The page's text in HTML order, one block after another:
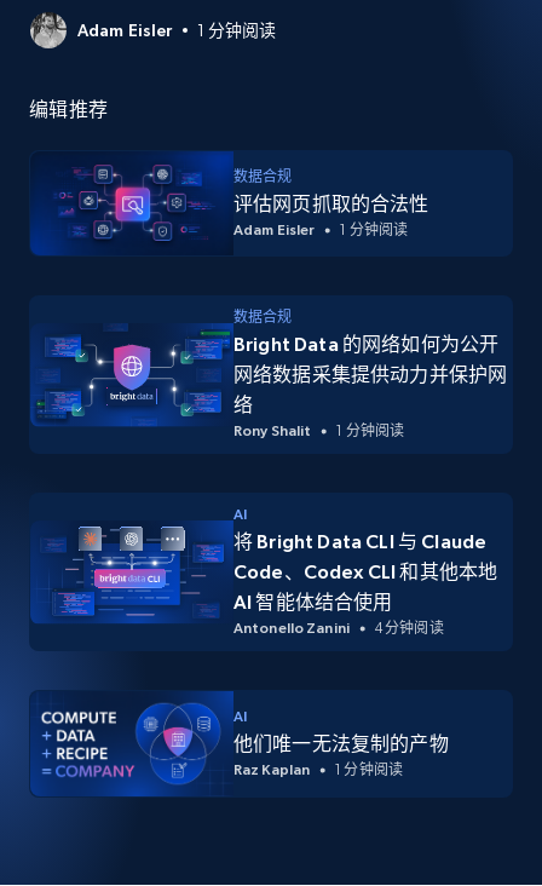
Adam Eisler 1 分钟阅读
编辑推荐
数据合规
评估网页抓取的合法性
Adam Eisler 1 分钟阅读
数据合规
Bright Data 的网络如何为公开
网络数据采集提供动力并保护网
络
Rony Shalit 1 分钟阅读
AI
将 Bright Data CLI 与 Claude
Code、Codex CLI 和其他本地
AI 智能体结合使用
Antonello Zanini 4 分钟阅读
AI
他们唯一无法复制的产物
Raz Kaplan 1 分钟阅读